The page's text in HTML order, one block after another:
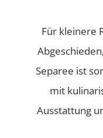
Für kleinere
Separee ist
mit
Ausstattung